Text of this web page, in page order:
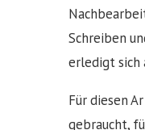
Schreiben
erledigt sich
Für diesen
gebraucht,